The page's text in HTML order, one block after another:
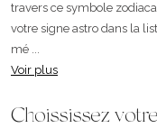
travers ce symbole
votre signe astro dans la
mé ...
Voir plus
Choississez